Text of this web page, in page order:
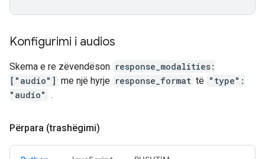
Konfigurimi i audios
Skema e re zëvendëson response_modalities:
["audio"] me një hyrje response_format të "type":
"audio" .
Përpara (trashëgimi)